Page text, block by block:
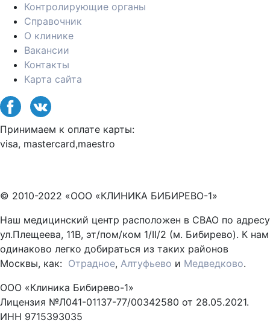
Контролирующие органы
Справочник
О клинике
Вакансии
Контакты
Карта сайта
Принимаем к оплате карты:
visa, mastercard,maestro
© 2010-2022 «ООО «КЛИНИКА БИБИРЕВО-1»
Наш медицинский центр расположен в СВАО по адресу
ул.Плещеева, 11В, эт/пом/ком 1/II/2 (м. Бибирево). К нам
одинаково легко добираться из таких районов
Москвы, как: Отрадное, Алтуфьево и Медведково.
ООО «Клиника Бибирево-1»
Лицензия №Л041-01137-77/00342580 от 28.05.2021.
ИНН 9715393035